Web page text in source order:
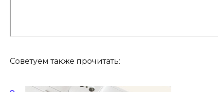
Советуем также прочитать: